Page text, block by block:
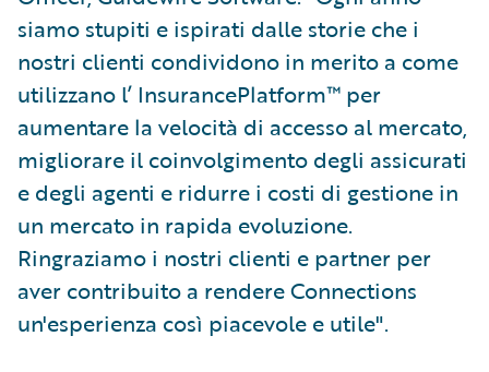
siamo stupiti e ispirati dalle storie che i
nostri clienti condividono in merito a come
utilizzano l’ InsurancePlatform™ per
aumentare la velocità di accesso al mercato,
migliorare il coinvolgimento degli assicurati
e degli agenti e ridurre i costi di gestione in
un mercato in rapida evoluzione.
Ringraziamo i nostri clienti e partner per
aver contribuito a rendere Connections
un'esperienza così piacevole e utile".